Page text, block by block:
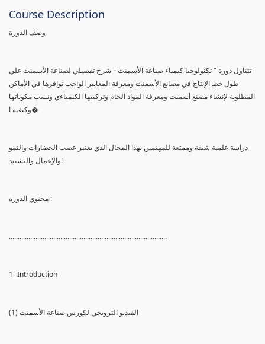
Course Description
وصف الدورة
تتناول دورة " تكنولوجيا كيمياء صناعة الأسمنت " شرح تفصيلي لصناعة الأسمنت علي
طول خط الإنتاج في مصانع الأسمنت ومعرفة المعايير الواجب توافرها في الأماكن
المطلوبة لإنشاء مصنع أسمنت ومعرفة المواد الخام وتركيبها الكيمياءي ونسب مكوناتها
وكيفية ا�
دراسة علمية شيقة وممتعة للمهتمين بهذا المجال الذي يعتبر عصب الحضارات والنمو
والإعمال والتشييد!
محتوي الدورة :
.........................................................................................
1- Introduction
(1) الفيديو الترويجي لكورس صناعة الأسمنت